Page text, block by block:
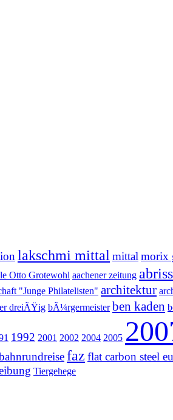
lakschmi mittal mittal morix
Otto Grotewohl aachener zeitung abriss
"Junge Philatelisten" architektur
dreiÃŸig bÃ¼rgermeister ben kaden
1992 2001 2002 2004 2005
faz flat carbon steel
Tiergehege